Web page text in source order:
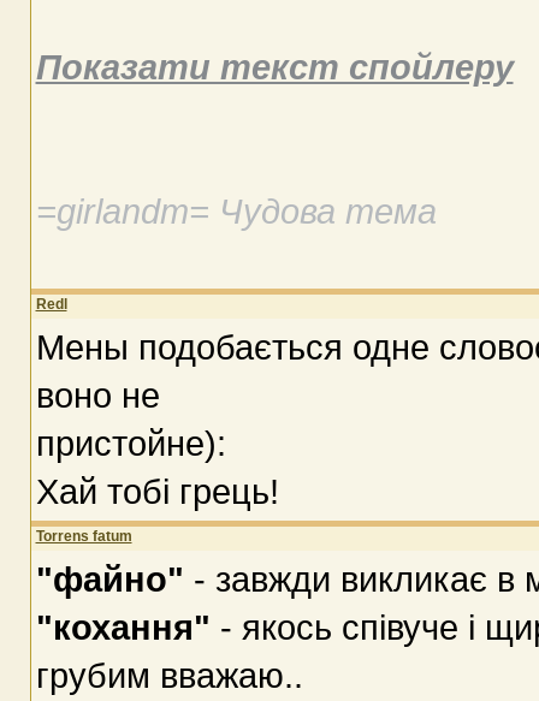
Показати текст спойлеру
=girlandm= Чудова тема
Redl
Мены подобається одне
воно не
пристойне):
Хай тобі грець!
Torrens fatum
"файно" - завжди викликає в
"кохання" - якось співуче і
грубим вважаю..